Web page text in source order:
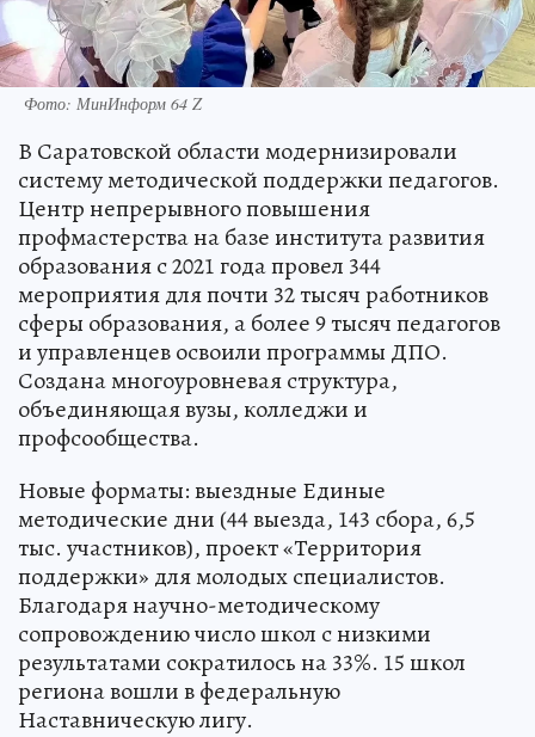
Фото: МинИнформ 64 Z
В Саратовской области модернизировали
систему методической поддержки педагогов.
Центр непрерывного повышения
профмастерства на базе института развития
образования с 2021 года провел 344
мероприятия для почти 32 тысяч работников
сферы образования, а более 9 тысяч педагогов
и управленцев освоили программы ДПО.
Создана многоуровневая структура,
объединяющая вузы, колледжи и
профсообщества.
Новые форматы: выездные Единые
методические дни (44 выезда, 143 сбора, 6,5
тыс. участников), проект «Территория
поддержки» для молодых специалистов.
Благодаря научно-методическому
сопровождению число школ с низкими
результатами сократилось на 33%. 15 школ
региона вошли в федеральную
Наставническую лигу.